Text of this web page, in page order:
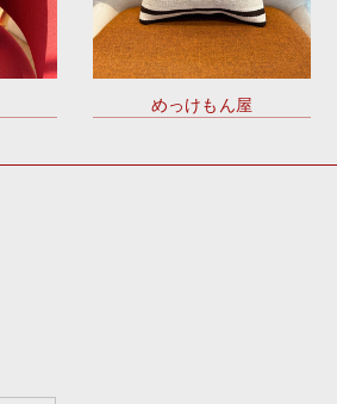
めっけもん屋